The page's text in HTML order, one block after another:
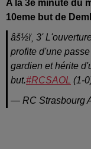
A la 3e minute du
10eme but de
âš½ï¸ 3'
profite d'une
gardien et hérite
but.#RCSAOL (1-
— RC Strasbourg